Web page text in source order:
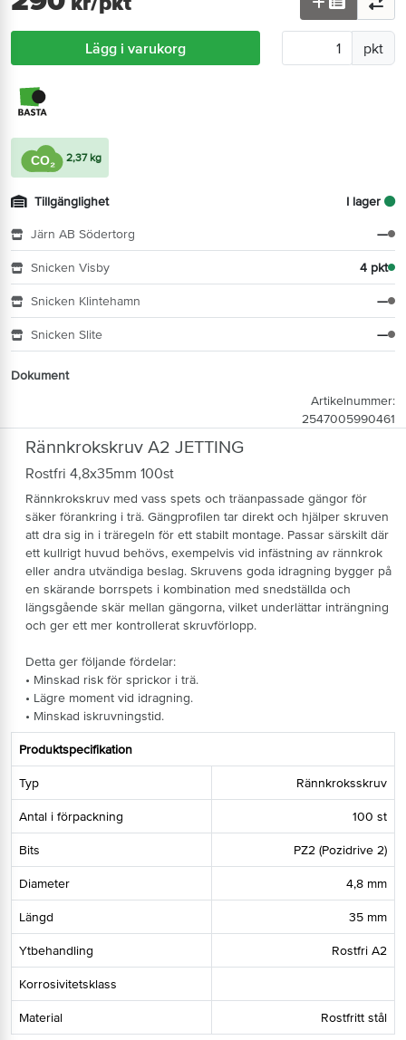
Rännkrokskruv A2 JETTING
Rostfri 4,8x35mm 100st
Rännkrokskruv med vass spets och träanpassade gängor för
säker förankring i trä. Gängprofilen tar direkt och hjälper skruven
att dra sig in i träregeln för ett stabilt montage. Passar särskilt där
ett kullrigt huvud behövs, exempelvis vid infästning av rännkrok
eller andra utvändiga beslag. Skruvens goda idragning bygger på
en skärande borrspets i kombination med snedställda och
längsgående skär mellan gängorna, vilket underlättar inträngning
och ger ett mer kontrollerat skruvförlopp.
Detta ger följande fördelar:
• Minskad risk för sprickor i trä.
• Lägre moment vid idragning.
• Minskad iskruvningstid.
Produktspecifikation
Typ Rännkroksskruv
Antal i förpackning 100 st
Bits PZ2 (Pozidrive 2)
Diameter 4,8 mm
Längd 35 mm
Ytbehandling Rostfri A2
Korrosivitetsklass
Material Rostfritt stål
Lägg i varukorg pkt
2,37 kg
Tillgänglighet I lager
Järn AB Södertorg —
Snicken Visby 4 pkt
Snicken Klintehamn —
Snicken Slite —
Dokument
Artikelnummer:
2547005990461